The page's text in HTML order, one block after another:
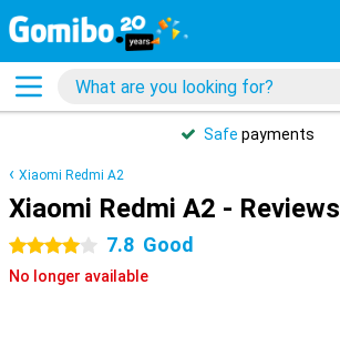
Safe payments
Xiaomi Redmi A2
Xiaomi Redmi A2 - Reviews
4 stars 7.8 Good
No longer available